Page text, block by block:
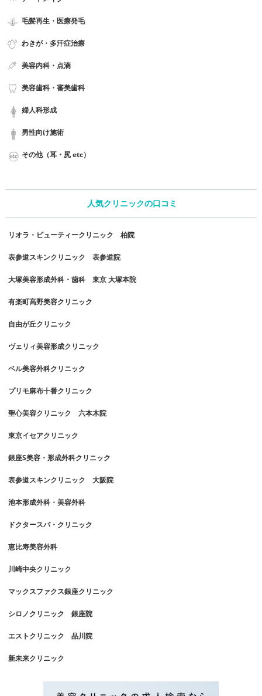
毛髪再生・医療発毛
わきが・多汗症治療
美容内科・点滴
美容歯科・審美歯科
婦人科形成
男性向け施術
その他（耳・尻 etc）
人気クリニックの口コミ
リオラ・ビューティークリニック 柏院
表参道スキンクリニック 表参道院
大塚美容形成外科・歯科 東京 大塚本院
有楽町高野美容クリニック
自由が丘クリニック
ヴェリィ美容形成クリニック
ベル美容外科クリニック
プリモ麻布十番クリニック
聖心美容クリニック 六本木院
東京イセアクリニック
銀座S美容・形成外科クリニック
表参道スキンクリニック 大阪院
池本形成外科・美容外科
ドクタースパ・クリニック
恵比寿美容外科
川崎中央クリニック
マックスファクス銀座クリニック
シロノクリニック 銀座院
エストクリニック 品川院
新未来クリニック